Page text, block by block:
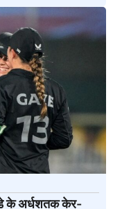
के अर्धशतक केर-